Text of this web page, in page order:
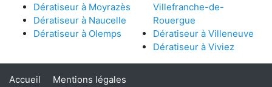
Dératiseur à Moyrazès
Dératiseur à Naucelle
Dératiseur à Olemps
Villefranche-de-
Rouergue
Dératiseur à Villeneuve
Dératiseur à Viviez
Accueil Mentions légales